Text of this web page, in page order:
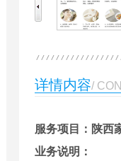
详情内容/
服务项目： 陕西
业务说明：